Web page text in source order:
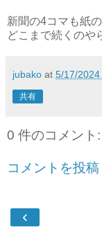
新聞の4コマも紙
どこまで続くの
jubako at 5/17/
共有
0 件のコメント:
コメントを投稿
‹